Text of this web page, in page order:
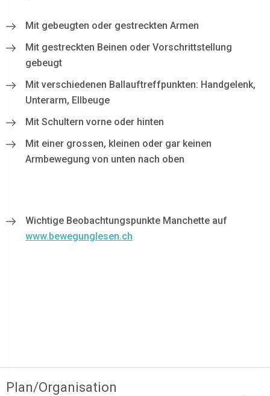
Mit gebeugten oder gestreckten Armen
Mit gestreckten Beinen oder Vorschrittstellung
gebeugt
Mit verschiedenen Ballauftreffpunkten: Handgelenk,
Unterarm, Ellbeuge
Mit Schultern vorne oder hinten
Mit einer grossen, kleinen oder gar keinen
Armbewegung von unten nach oben
Wichtige Beobachtungspunkte Manchette auf
www.bewegunglesen.ch
Plan/Organisation